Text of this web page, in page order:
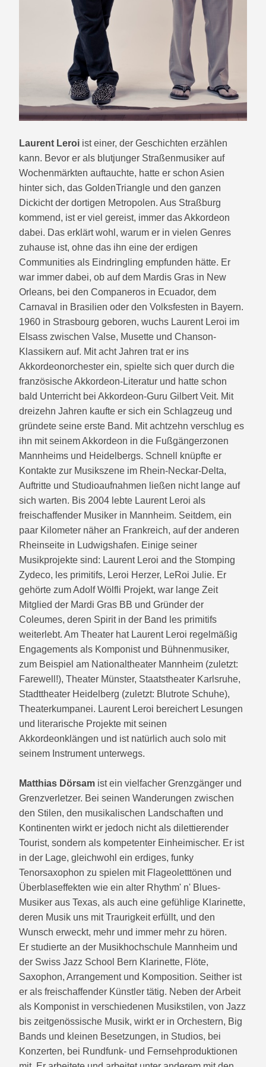
Laurent Leroi ist einer, der Geschichten erzählen
kann. Bevor er als blutjunger Straßenmusiker auf
Wochenmärkten auftauchte, hatte er schon Asien
hinter sich, das GoldenTriangle und den ganzen
Dickicht der dortigen Metropolen. Aus Straßburg
kommend, ist er viel gereist, immer das Akkordeon
dabei. Das erklärt wohl, warum er in vielen Genres
zuhause ist, ohne das ihn eine der erdigen
Communities als Eindringling empfunden hätte. Er
war immer dabei, ob auf dem Mardis Gras in New
Orleans, bei den Companeros in Ecuador, dem
Carnaval in Brasilien oder den Volksfesten in Bayern.
1960 in Strasbourg geboren, wuchs Laurent Leroi im
Elsass zwischen Valse, Musette und Chanson-
Klassikern auf. Mit acht Jahren trat er ins
Akkordeonorchester ein, spielte sich quer durch die
französische Akkordeon-Literatur und hatte schon
bald Unterricht bei Akkordeon-Guru Gilbert Veit. Mit
dreizehn Jahren kaufte er sich ein Schlagzeug und
gründete seine erste Band. Mit achtzehn verschlug es
ihn mit seinem Akkordeon in die Fußgängerzonen
Mannheims und Heidelbergs. Schnell knüpfte er
Kontakte zur Musikszene im Rhein-Neckar-Delta,
Auftritte und Studioaufnahmen ließen nicht lange auf
sich warten. Bis 2004 lebte Laurent Leroi als
freischaffender Musiker in Mannheim. Seitdem, ein
paar Kilometer näher an Frankreich, auf der anderen
Rheinseite in Ludwigshafen. Einige seiner
Musikprojekte sind: Laurent Leroi and the Stomping
Zydeco, les primitifs, Leroi Herzer, LeRoi Julie. Er
gehörte zum Adolf Wölfli Projekt, war lange Zeit
Mitglied der Mardi Gras BB und Gründer der
Coleumes, deren Spirit in der Band les primitifs
weiterlebt. Am Theater hat Laurent Leroi regelmäßig
Engagements als Komponist und Bühnenmusiker,
zum Beispiel am Nationaltheater Mannheim (zuletzt:
Farewell!), Theater Münster, Staatstheater Karlsruhe,
Stadttheater Heidelberg (zuletzt: Blutrote Schuhe),
Theaterkumpanei. Laurent Leroi bereichert Lesungen
und literarische Projekte mit seinen
Akkordeonklängen und ist natürlich auch solo mit
seinem Instrument unterwegs.
Matthias Dörsam ist ein vielfacher Grenzgänger und
Grenzverletzer. Bei seinen Wanderungen zwischen
den Stilen, den musikalischen Landschaften und
Kontinenten wirkt er jedoch nicht als dilettierender
Tourist, sondern als kompetenter Einheimischer. Er ist
in der Lage, gleichwohl ein erdiges, funky
Tenorsaxophon zu spielen mit Flageoletttönen und
Überblaseffekten wie ein alter Rhythm' n' Blues-
Musiker aus Texas, als auch eine gefühlige Klarinette,
deren Musik uns mit Traurigkeit erfüllt, und den
Wunsch erweckt, mehr und immer mehr zu hören.
Er studierte an der Musikhochschule Mannheim und
der Swiss Jazz School Bern Klarinette, Flöte,
Saxophon, Arrangement und Komposition. Seither ist
er als freischaffender Künstler tätig. Neben der Arbeit
als Komponist in verschiedenen Musikstilen, von Jazz
bis zeitgenössische Musik, wirkt er in Orchestern, Big
Bands und kleinen Besetzungen, in Studios, bei
Konzerten, bei Rundfunk- und Fernsehproduktionen